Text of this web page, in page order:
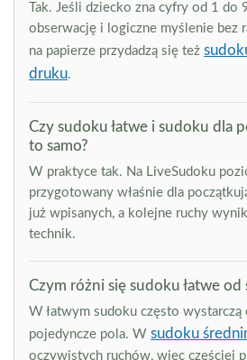
Tak. Jeśli dziecko zna cyfry od 1 do
obserwację i logiczne myślenie bez
na papierze przydadzą się też
druku.
Czy sudoku łatwe i sudoku dla
to samo?
W praktyce tak. Na LiveSudoku
przygotowany właśnie dla
już wpisanych, a kolejne ruchy
technik.
Czym różni się sudoku łatwe od
W łatwym sudoku często
pojedyncze pola. W sudoku
oczywistych ruchów, więc częściej